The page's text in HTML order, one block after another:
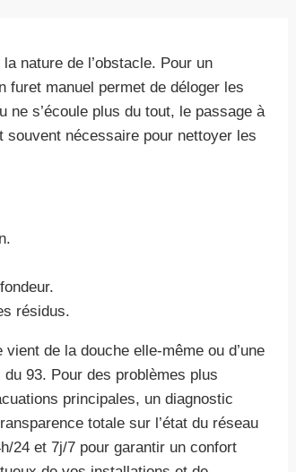
nature de l’obstacle. Pour un
furet manuel permet de déloger les
ne s’écoule plus du tout, le passage à
souvent nécessaire pour nettoyer les
résidus.
de la douche elle-même ou d’une
93. Pour des problèmes plus
principales, un diagnostic
totale sur l’état du réseau
24 et 7j/7 pour garantir un confort